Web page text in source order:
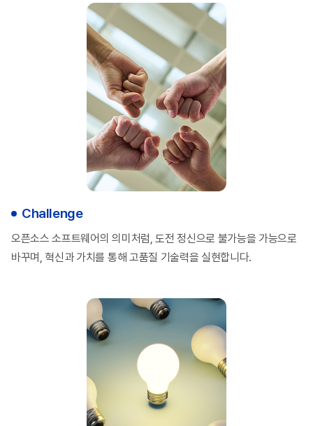
Challenge
오픈소스 소프트웨어의 의미처럼, 도전 정신으로 불가능을 가능으로
바꾸며, 혁신과 가치를 통해 고품질 기술력을 실현합니다.